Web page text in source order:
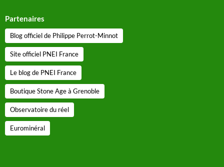
Partenaires
Blog officiel de Philippe Perrot-Minnot
Site officiel PNEI France
Le blog de PNEI France
Boutique Stone Age à Grenoble
Observatoire du réel
Eurominéral